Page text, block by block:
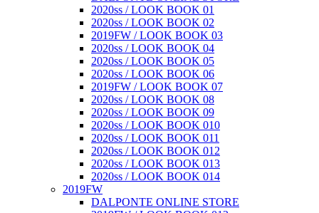
2020ss / LOOK BOOK 01
2020ss / LOOK BOOK 02
2019FW / LOOK BOOK 03
2020ss / LOOK BOOK 04
2020ss / LOOK BOOK 05
2020ss / LOOK BOOK 06
2019FW / LOOK BOOK 07
2020ss / LOOK BOOK 08
2020ss / LOOK BOOK 09
2020ss / LOOK BOOK 010
2020ss / LOOK BOOK 011
2020ss / LOOK BOOK 012
2020ss / LOOK BOOK 013
2020ss / LOOK BOOK 014
2019FW
DALPONTE ONLINE STORE